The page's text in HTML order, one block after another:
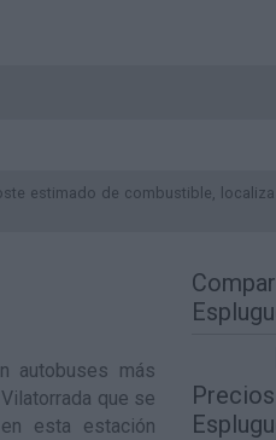
estimado de combustible,
autobuses más
que se
esta estación